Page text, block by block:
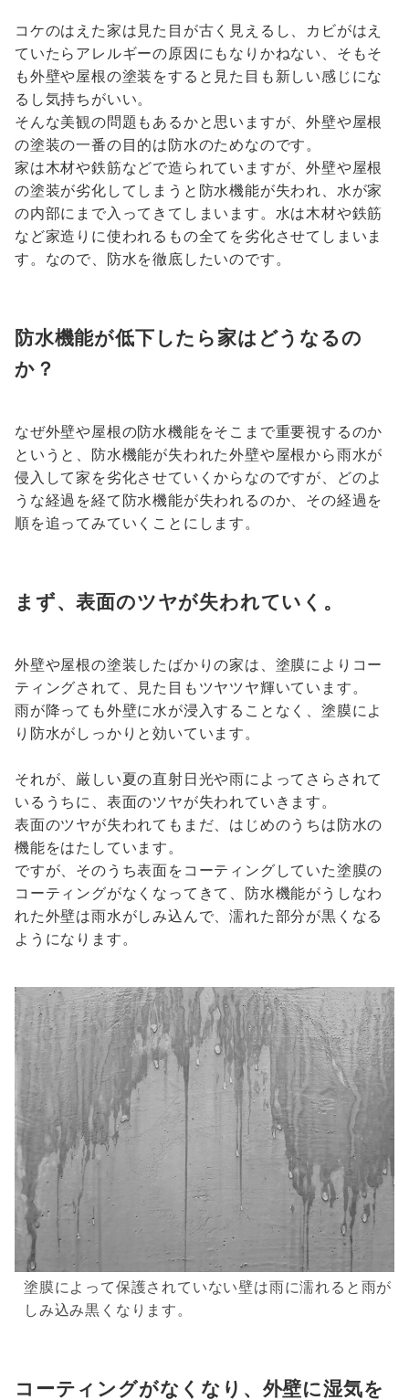
コケのはえた家は見た目が古く見えるし、カビがはえ
ていたらアレルギーの原因にもなりかねない、そもそ
も外壁や屋根の塗装をすると見た目も新しい感じにな
るし気持ちがいい。
そんな美観の問題もあるかと思いますが、外壁や屋根
の塗装の一番の目的は防水のためなのです。
家は木材や鉄筋などで造られていますが、外壁や屋根
の塗装が劣化してしまうと防水機能が失われ、水が家
の内部にまで入ってきてしまいます。水は木材や鉄筋
など家造りに使われるもの全てを劣化させてしまいま
す。なので、防水を徹底したいのです。
防水機能が低下したら家はどうなるの
か？
なぜ外壁や屋根の防水機能をそこまで重要視するのか
というと、防水機能が失われた外壁や屋根から雨水が
侵入して家を劣化させていくからなのですが、どのよ
うな経過を経て防水機能が失われるのか、その経過を
順を追ってみていくことにします。
まず、表面のツヤが失われていく。
外壁や屋根の塗装したばかりの家は、塗膜によりコー
ティングされて、見た目もツヤツヤ輝いています。
雨が降っても外壁に水が浸入することなく、塗膜によ
り防水がしっかりと効いています。
それが、厳しい夏の直射日光や雨によってさらされて
いるうちに、表面のツヤが失われていきます。
表面のツヤが失われてもまだ、はじめのうちは防水の
機能をはたしています。
ですが、そのうち表面をコーティングしていた塗膜の
コーティングがなくなってきて、防水機能がうしなわ
れた外壁は雨水がしみ込んで、濡れた部分が黒くなる
ようになります。
塗膜によって保護されていない壁は雨に濡れると雨が
しみ込み黒くなります。
コーティングがなくなり、外壁に湿気を